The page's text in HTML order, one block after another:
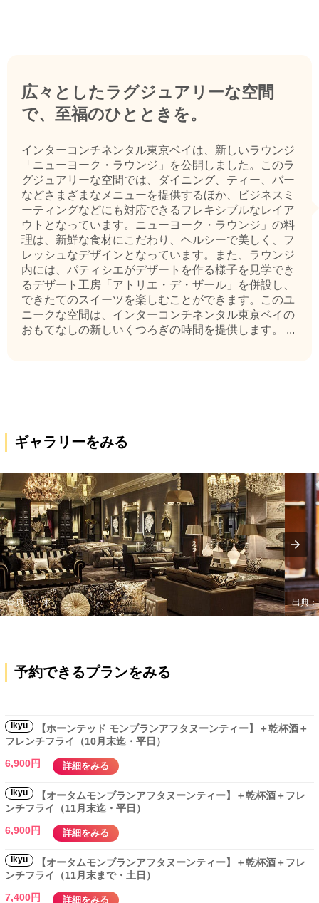
広々としたラグジュアリーな空間
で、至福のひとときを。
インターコンチネンタル東京ベイは、新しいラウンジ
「ニューヨーク・ラウンジ」を公開しました。このラ
グジュアリーな空間では、ダイニング、ティー、バー
などさまざまなメニューを提供するほか、ビジネスミ
ーティングなどにも対応できるフレキシブルなレイア
ウトとなっています。ニューヨーク・ラウンジ」の料
理は、新鮮な食材にこだわり、ヘルシーで美しく、フ
レッシュなデザインとなっています。また、ラウンジ
内には、パティシエがデザートを作る様子を見学でき
るデザート工房「アトリエ・デ・ザール」を併設し、
できたてのスイーツを楽しむことができます。このユ
ニークな空間は、インターコンチネンタル東京ベイの
おもてなしの新しいくつろぎの時間を提供します。 ...
ギャラリーをみる
出典：一休 出典
予約できるプランをみる
ikyu
【ホーンテッド モンブランアフタヌーンティー】＋乾杯酒＋
フレンチフライ（10月末迄・平日）
6,900円
詳細をみる
ikyu
【オータムモンブランアフタヌーンティー】＋乾杯酒＋フレ
ンチフライ（11月末迄・平日）
6,900円
詳細をみる
ikyu
【オータムモンブランアフタヌーンティー】＋乾杯酒＋フレ
ンチフライ（11月末まで・土日）
7,400円
詳細をみる